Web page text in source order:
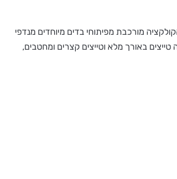
מורכבת מפיתוחי בדים מיוחדים מנדפי
טייצים באורך מלא וטייצים קצרים ומחטבים,